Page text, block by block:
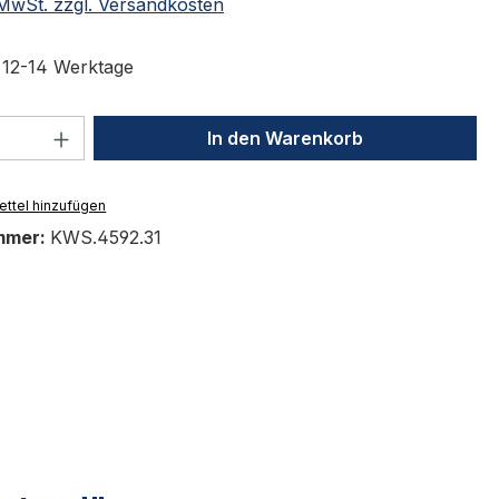
14 Werktage
Anzahl: Gib den gewünschten Wert
In den Warenkorb
hinzufügen
KWS.4592.31